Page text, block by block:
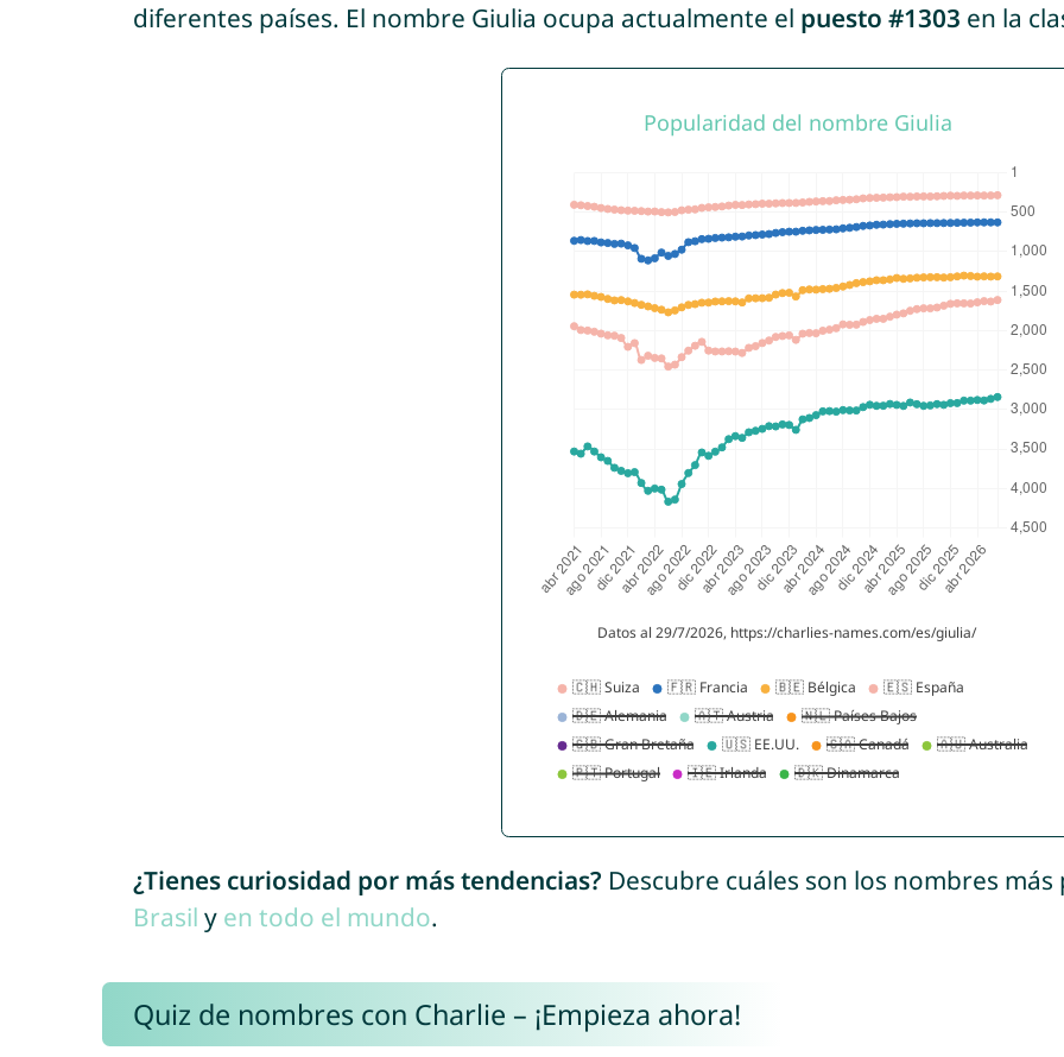
diferentes países. El nombre Giulia ocupa actualmente el puesto #1303 en la
¿Tienes curiosidad por más tendencias? Descubre cuáles son los nombres
Brasil y en todo el mundo.
Quiz de nombres con Charlie – ¡Empieza ahora!